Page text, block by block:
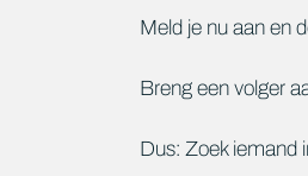
Meld je nu aan en
Breng een volger
Dus: Zoek iemand